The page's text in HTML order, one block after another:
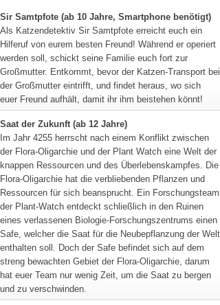
Sir Samtpfote (ab 10 Jahre, Smartphone benötigt)
Als Katzendetektiv Sir Samtpfote erreicht euch ein
Hilferuf von eurem besten Freund! Während er operiert
werden soll, schickt seine Familie euch fort zur
Großmutter. Entkommt, bevor der Katzen-Transport bei
der Großmutter eintrifft, und findet heraus, wo sich
euer Freund aufhält, damit ihr ihm beistehen könnt!
Saat der Zukunft (ab 12 Jahre)
Im Jahr 4255 herrscht nach einem Konflikt zwischen
der Flora-Oligarchie und der Plant Watch eine Welt der
knappen Ressourcen und des Überlebenskampfes. Die
Flora-Oligarchie hat die verbliebenden Pflanzen und
Ressourcen für sich beansprucht. Ein Forschungsteam
der Plant-Watch entdeckt schließlich in den Ruinen
eines verlassenen Biologie-Forschungszentrums einen
Safe, welcher die Saat für die Neubepflanzung der Welt
enthalten soll. Doch der Safe befindet sich auf dem
streng bewachten Gebiet der Flora-Oligarchie, darum
hat euer Team nur wenig Zeit, um die Saat zu bergen
und zu verschwinden.